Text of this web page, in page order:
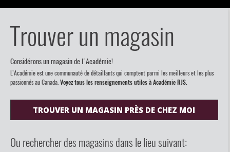
Trouver un magasin
Considérons un magasin de l'Académie!
L’Académie est une communauté de détaillants qui comptent parmi les meilleurs et les plus
passionnés au Canada. Voyez tous les renseignements utiles à Académie RJS.
TROUVER UN MAGASIN PRÈS DE CHEZ MOI
Ou rechercher des magasins dans le lieu suivant: